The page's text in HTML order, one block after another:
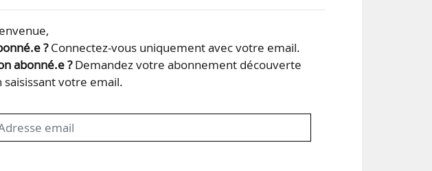
en charge de la
?Connectez-vous uniquement avec votre email.
abonné.e ?Demandez votre abonnement découverte
saisissant votre email.